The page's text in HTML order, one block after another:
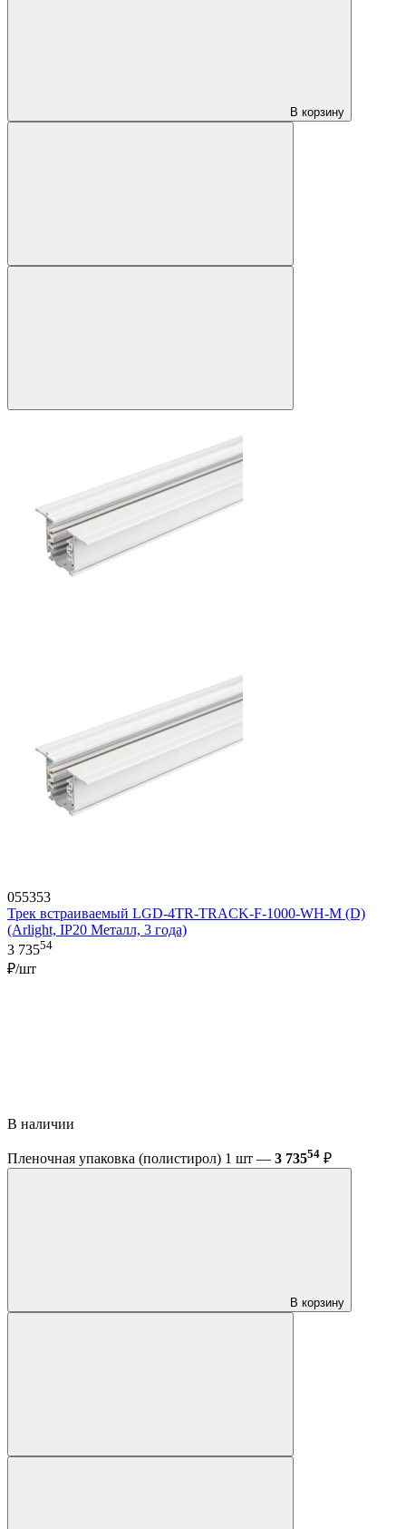
В корзину
055353
Трек встраиваемый LGD-4TR-TRACK-F-1000-WH-M (D)
(Arlight, IP20 Металл, 3 года)
3 73554
₽/шт
В наличии
Пленочная упаковка (полистирол) 1 шт — 3 73554 ₽
В корзину